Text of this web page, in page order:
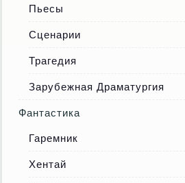
Пьесы
Сценарии
Трагедия
Зарубежная Драматургия
Фантастика
Гаремник
Хентай